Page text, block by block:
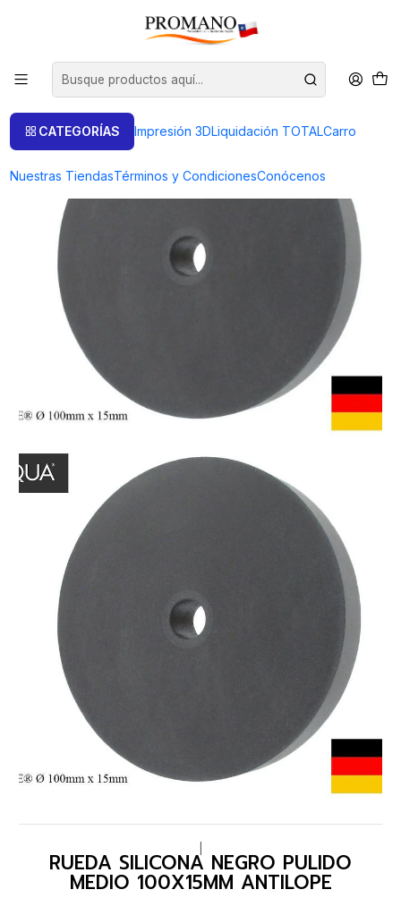
CATEGORÍAS Impresión 3DLiquidación TOTALCarro
Nuestras TiendasTérminos y CondicionesConócenos
Liquidación TOTAL
RUEDA SILICONA NEGRO PULIDO MEDIO 100X15MM ANTILOPE
RUEDA SILICONA NEGRO PULIDO
MEDIO 100X15MM ANTILOPE